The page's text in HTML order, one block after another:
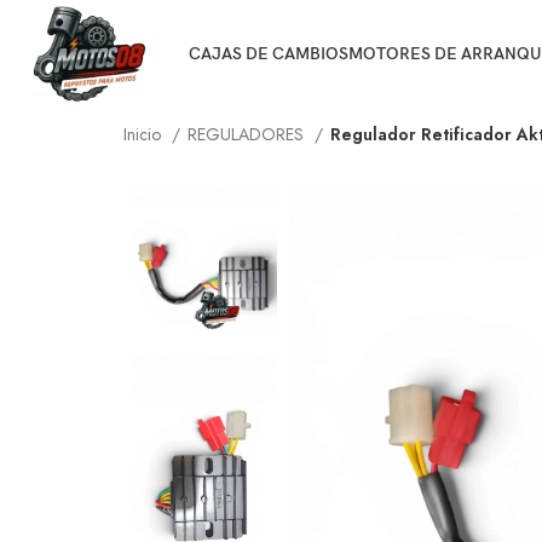
CAJAS DE CAMBIOSMOTORES DE
Inicio REGULADORES Regulador Retificador